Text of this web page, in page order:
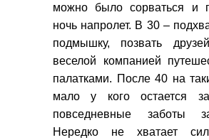
можно было сорваться и
ночь напролет. В 30 –
подмышку, позвать
веселой компанией
палатками. После 40 на
мало у кого остается
повседневные заботы
Нередко не хватает